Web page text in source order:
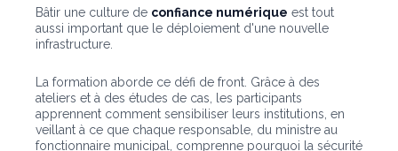
Bâtir une culture de confiance numérique est tout
aussi important que le déploiement d'une nouvelle
infrastructure.
La formation aborde ce défi de front. Grâce à des
ateliers et à des études de cas, les participants
apprennent comment sensibiliser leurs institutions, en
veillant à ce que chaque responsable, du ministre au
fonctionnaire municipal, comprenne pourquoi la sécurité